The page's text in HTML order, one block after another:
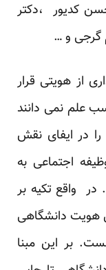
کدیور ،دکتر
گرجی و …
از هویتی قرار
علم نمی دانند
در ایفای نقش
اجتماعی به
واقع تکیه بر
هویت دانشگاهی
بر این مبنا